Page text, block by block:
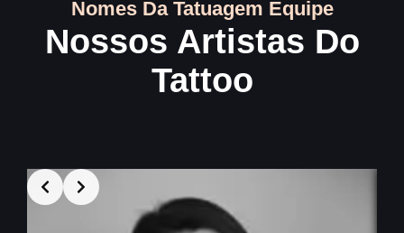
Nossos Artistas Do
Tattoo
Nomes Da Tatuagem Equipe